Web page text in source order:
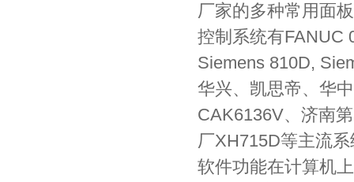
厂家的多种常用面
控制系统有FANUC
Siemens 810D,
华兴、凯思帝、华
CAK6136V、济南
厂XH715D等主流
软件功能在计算机